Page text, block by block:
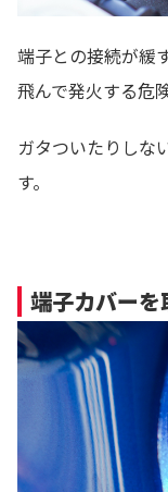
端子との接続が緩
飛んで発火する危
ガタついたりしな
す。
端子カバーを